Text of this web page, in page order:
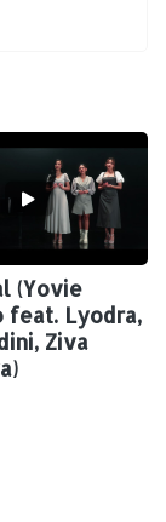
(Yovie
feat. Lyodra,
Ziva